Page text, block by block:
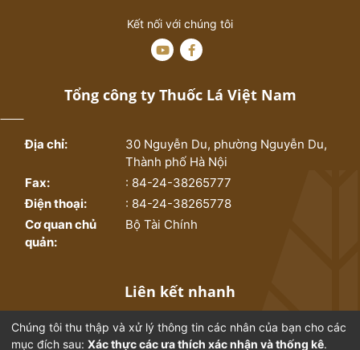
Kết nối với chúng tôi
Tổng công ty Thuốc Lá Việt Nam
Địa chỉ:
30 Nguyễn Du, phường Nguyễn Du,
Thành phố Hà Nội
Fax:
: 84-24-38265777
Điện thoại:
: 84-24-38265778
Cơ quan chủ
quản:
Bộ Tài Chính
Liên kết nhanh
Trang chủ Bộ sưu tập
Chúng tôi thu thập và xử lý thông tin các nhân của bạn cho các
mục đích sau: Xác thực các ưa thích xác nhận và thống kê.